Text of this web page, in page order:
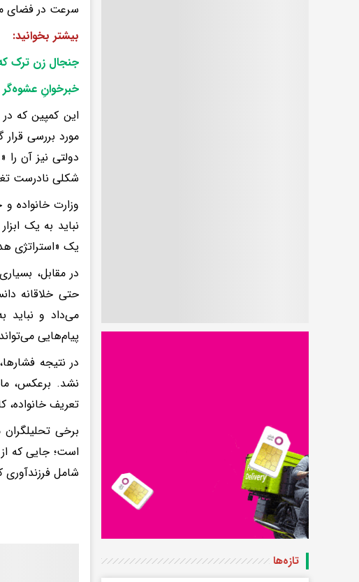
سرعت در فضای
بیشتر بخوانید:
جنجال زن ترک که
خبرخوانِ عشوه‌گر
این کمپین که
مورد بررسی
دولتی نیز آن را
شکلی نادرست
وزارت خانواده
نباید به یک
یک «استراتژی
در مقابل،
حتی خلاقانه
می‌داد و نباید
پیام‌هایی
در نتیجه
نشد. برعکس،
تعریف
برخی
است؛ جایی که
شامل
تازه‌ها